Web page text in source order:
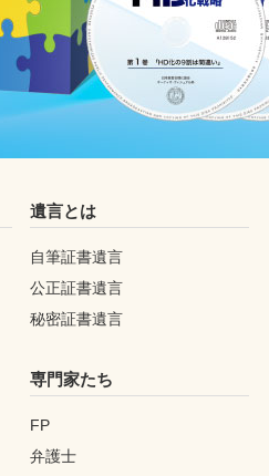
遺言とは
自筆証書遺言
公正証書遺言
秘密証書遺言
専門家たち
FP
弁護士